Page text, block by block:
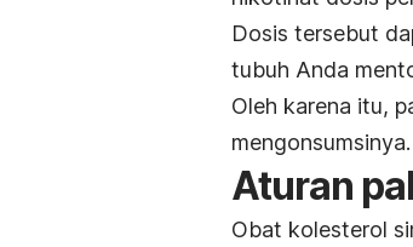
Dosis tersebut
tubuh Anda
Oleh karena itu,
mengonsumsinya.
Aturan
Obat kolesterol